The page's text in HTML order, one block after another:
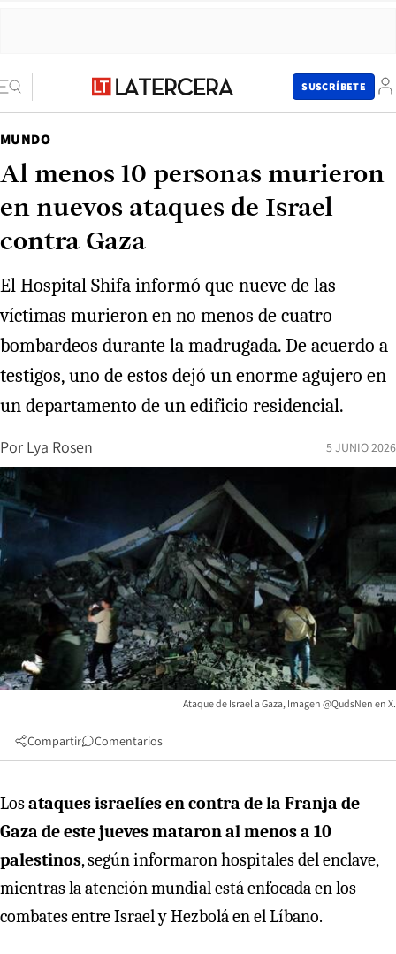
SUSCRÍBETE
MUNDO
Al menos 10 personas murieron
en nuevos ataques de Israel
contra Gaza
El Hospital Shifa informó que nueve de las
víctimas murieron en no menos de cuatro
bombardeos durante la madrugada. De acuerdo a
testigos, uno de estos dejó un enorme agujero en
un departamento de un edificio residencial.
Por Lya Rosen 5 JUNIO 2026
Ataque de Israel a Gaza, Imagen @QudsNen en X.
Compartir Comentarios
Losataques israelíes en contra de la Franja de
Gaza de este jueves mataron al menos a 10
palestinos, según informaron hospitales del enclave,
mientras la atención mundial está enfocada en los
combates entre Israel y Hezbolá en el Líbano.